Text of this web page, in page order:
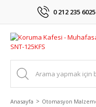
0 212 235 6025
Anasayfa Otomasyon